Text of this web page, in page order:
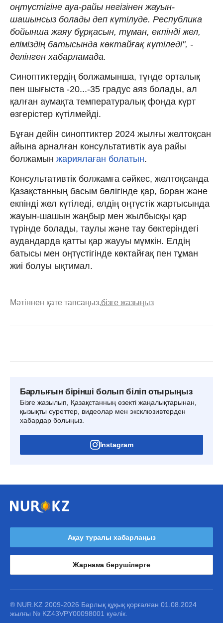
оңтүстігіне ауа-райы негізінен жауын-
шашынсыз болады деп күтілуде. Республика
бойынша жаяу бұрқасын, тұман, екпінді жел,
еліміздің батысында көктайғақ күтіледі", -
делінген хабарламада.
Синоптиктердің болжамынша, түнде орталық
пен шығыста -20...-35 градус аяз болады, ал
қалған аумақта температуралық фонда күрт
өзгерістер күтілмейді.
Бұған дейін синоптиктер 2024 жылғы желтоқсан
айына арналған консультативтік ауа райы
болжамын жариялаған болатын.
Консультативтік болжамға сәйкес, желтоқсанда
Қазақстанның басым бөлігінде қар, боран және
екпінді жел күтіледі, елдің оңтүстік жартысында
жауын-шашын жаңбыр мен жылбысқы қар
түрінде болады, таулы және тау бөктеріндегі
аудандарда қатты қар жаууы мүмкін. Елдің
батысы мен оңтүстігінде көктайғақ пен тұман
жиі болуы ықтимал.
Мәтіннен қате тапсаңыз,бізге жазыңыз
Барлығын бірінші болып біліп отырыңыз
Бізге жазылып, Қазақстанның өзекті жаңалықтарынан,
қызықты суреттер, видеолар мен эксклюзивтерден
хабардар болыңыз.
Instagram
Ақау туралы хабарлаңыз
Жарнама берушілерге
® NUR.KZ 2009-2026 Барлық құқық қорғалған 01.08.2024
жылғы № KZ43VPY00098001 куәлік.